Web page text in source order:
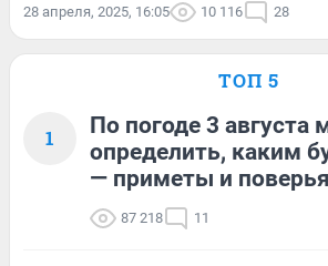
28 апреля, 2025, 16:05 10 116 28
ТОП 5
1
По погоде 3 августа
определить, каким
— приметы и поверья
87 218 11